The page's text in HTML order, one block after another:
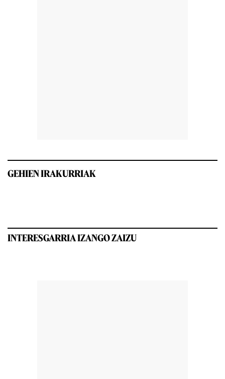
GEHIEN IRAKURRIAK
INTERESGARRIA IZANGO ZAIZU